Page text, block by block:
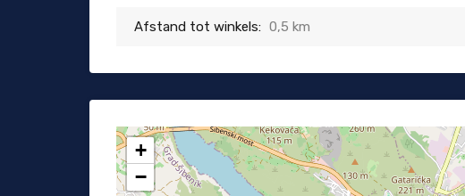
Afstand tot winkels: 0,5 km
+
−